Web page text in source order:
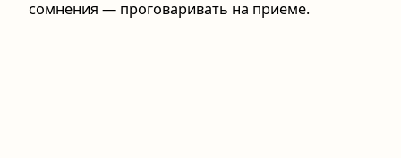
сомнения — проговаривать на приеме.